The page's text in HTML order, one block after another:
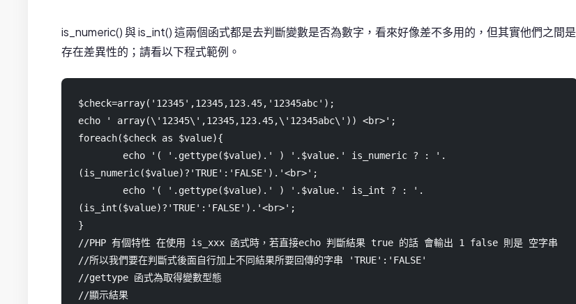
is_numeric() 與 is_int() 這兩個函式都是去判斷變數是否為數字，看來好像差不多用的，但其實他們之間是
存在差異性的；請看以下程式範例。
$check=array('12345',12345,123.45,'12345abc');
echo ' array(\'12345\',12345,123.45,\'12345abc\')) <br>';
foreach($check as $value){
(is_numeric($value)?'TRUE':'FALSE').'<br>';
(is_int($value)?'TRUE':'FALSE').'<br>';
}
//PHP 有個特性 在使用 is_xxx 函式時，若直接echo 判斷結果 true 的話 會輸出 1 false 則是 空字串
//所以我們要在判斷式後面自行加上不同結果所要回傳的字串 'TRUE':'FALSE'
//gettype 函式為取得變數型態
//顯示結果